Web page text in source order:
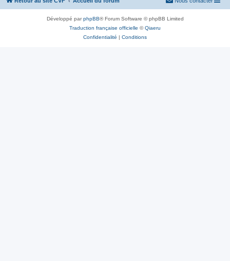
Développé parphpBB® Forum Software © phpBB Limited
Traduction française officielle ©Qiaeru
Confidentialité | Conditions